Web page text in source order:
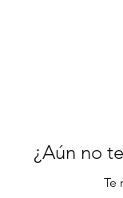
¿Aún no
Te